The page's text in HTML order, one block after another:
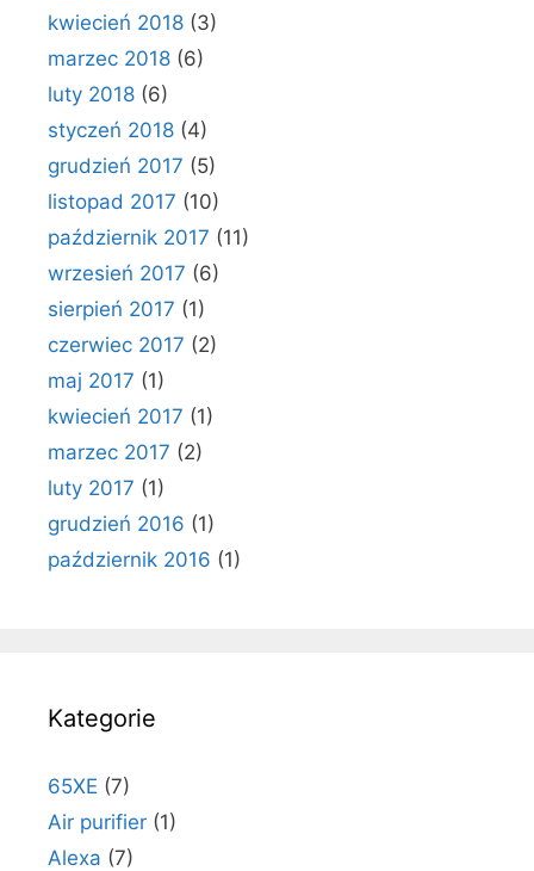
kwiecień 2018 (3)
marzec 2018 (6)
luty 2018 (6)
styczeń 2018 (4)
grudzień 2017 (5)
listopad 2017 (10)
październik 2017 (11)
wrzesień 2017 (6)
sierpień 2017 (1)
czerwiec 2017 (2)
maj 2017 (1)
kwiecień 2017 (1)
marzec 2017 (2)
luty 2017 (1)
grudzień 2016 (1)
październik 2016 (1)
Kategorie
65XE (7)
Air purifier (1)
Alexa (7)